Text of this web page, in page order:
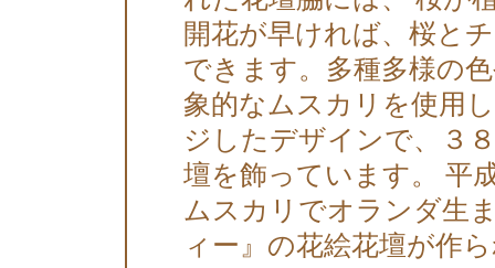
開花が早ければ、桜と
できます。多種多様の
象的なムスカリを使用
ジしたデザインで、３
壇を飾っています。 平
ムスカリでオランダ生
ィー』の花絵花壇が作